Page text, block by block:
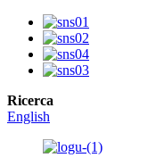
Ricerca
English